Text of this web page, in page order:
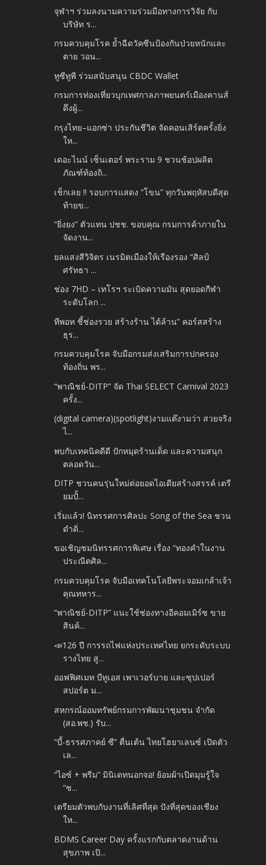
จุฬาฯ ร่วมลงนามความร่วมมือทางการวิจัย กับ
บริษัท ร...
กรมควบคุมโรค ย้ำฉีดวัคซีนป้องกันป่วยหนักและ
ตาย วอน...
ทูซีทูพี ร่วมสนับสนุน CBDC Wallet
กรมการท่องเที่ยวบุกเทศกาลภาพยนตร์เมืองคานส์
ดึงผู้...
กรุงไทย–แอกซ่า ประกันชีวิต จัดคอนเสิร์ตครั้งยิ่ง
ให...
เดอะไนน์ เซ็นเตอร์ พระราม 9 ชวนช้อปผลิต
ภัณฑ์ท้องถิ...
เช็กเลย !! รอบการแสดง “โขน” ทุกวันพฤหัสบดีสุด
ท้ายข...
“ยิ่งยง” ตัวแทน ปชช. ขอบคุณ กรมการค้าภายใน
จัดงาน...
ยลแสงสีวิจิตร เนรมิตเมืองให้เรืองรอง “ศิลป์
ศรัทธา ...
ช่อง 7HD – เทโรฯ ระเบิดความมัน สุดยอดกีฬา
ระดับโลก ...
ทีพอท ชี้ช่องรวย สร้างร้าน ได้ล้าน” คอร์สสร้าง
ธุร...
กรมควบคุมโรค จับมือกรมส่งเสริมการปกครอง
ท้องถิ่น พร...
“พาณิชย์-DITP” จัด Thai SELECT Carnival 2023
ครั้ง...
(digital camera)(spotlight)งามแต๊งามว่า สวยจริง
ไ...
พบกับเทคนิคดีดี ปักหมุดร้านเด็ด และความสนุก
ตลอดวัน...
DITP ชวนคนรุ่นใหม่ต่อยอดไอเดียสร้างสรรค์ เตรี
ยมปั้...
เริ่มแล้ว! นิทรรศการศิลปะ Song of the Sea ชวน
ดำดิ่...
ขอเชิญชมนิทรรศการพิเศษ เรื่อง “ทองคำในงาน
ประณีตศิล...
กรมควบคุมโรค จับมือเทคโนโลยีพระจอมเกล้าเจ้า
คุณทหาร...
“พาณิชย์-DITP” แนะใช้ช่องทางอีคอมเมิร์ซ ขาย
สินค้...
📣126 ปี การรถไฟแห่งประเทศไทย ยกระดับระบบ
รางไทย สู...
ออฟฟิศเมท บีทูเอส เพาเวอร์บาย และซุปเปอร์
สปอร์ต ม...
สหกรณ์ออมทรัพย์กรมการพัฒนาชุมชน จำกัด
(สอ.พช.) รับ...
“บี้-ธรรศภาคย์ ซี” ตื่นเต้น ไทยโฮยาเลนซ์ เปิดตัว
เล...
“ไอซ์ + พรีม” มินิเดทนอกจอ! ย้อมผ้าเปิดมุมรู้ใจ
“ซ...
เตรียมตัวพบกับงานที่เลิศที่สุด ปังที่สุดของเชียง
ให...
BDMS Career Day ครั้งแรกกับตลาดงานด้าน
สุขภาพ เปิ...